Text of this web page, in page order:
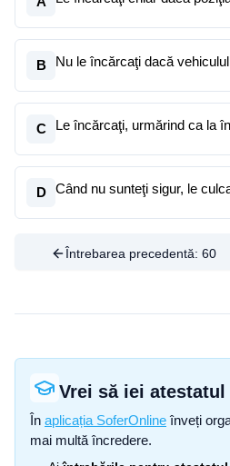
B Nu le încărcaţi dacă
C Le încărcaţi, urmărind ca la
D Când nu sunteţi sigur, le
Întrebarea precedentă: 60
Vrei să iei
În aplicația SoferOnline înveți
mai multă încredere.